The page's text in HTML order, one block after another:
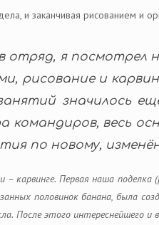
и заканчивая рисованием и
отряд, я посмотрел
рисование и
значилось
командиров, весь
по новому,
Первая наша поделка
половинок банана, была
После этого интереснейшего и